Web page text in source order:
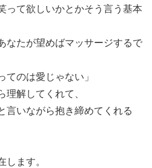
って欲しいかとかそう言う基本
なたが望めばマッサージするで
てのは愛じゃない」
理解してくれて、
言いながら抱き締めてくれる
します。